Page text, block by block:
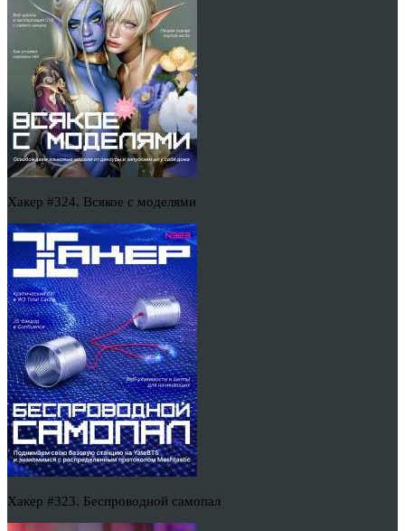
Хакер #324. Всякое с моделями
Хакер #323. Беспроводной самопал